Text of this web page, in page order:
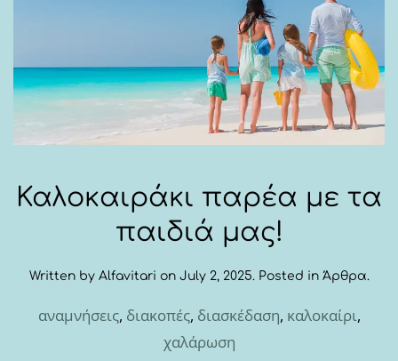
Καλοκαιράκι παρέα με τα
παιδιά μας!
Written by Alfavitari on July 2, 2025. Posted in Άρθρα.
αναμνήσεις, διακοπές, διασκέδαση, καλοκαίρι,
χαλάρωση